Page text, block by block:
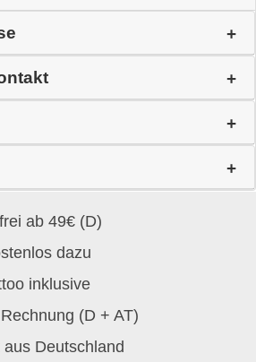
ab 49€ (D)
dazu
inklusive
(D + AT)
Deutschland